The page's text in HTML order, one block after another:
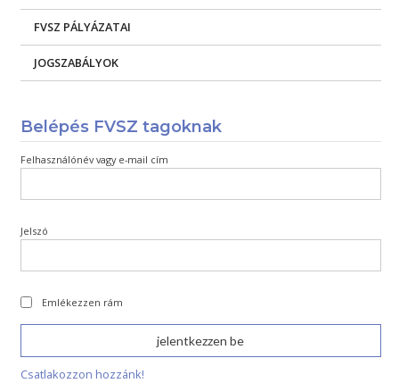
FVSZ PÁLYÁZATAI
JOGSZABÁLYOK
Belépés FVSZ tagoknak
Felhasználónév vagy e-mail cím
Jelszó
Emlékezzen rám
Csatlakozzon hozzánk!